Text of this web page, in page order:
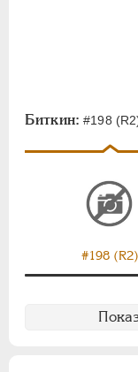
Биткин: #198
#198 (R2)